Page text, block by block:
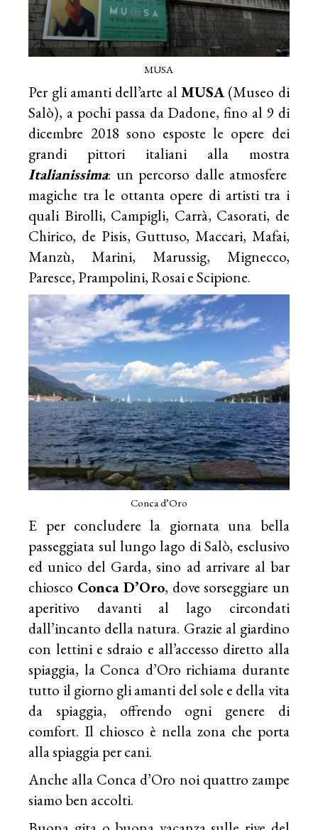
MUSA
Per gli amanti dell’arte al MUSA(Museo di
Salò), a pochi passa da Dadone, fino al 9 di
dicembre 2018 sono esposte le opere dei
grandi pittori italiani alla mostra
Italianissima: un percorso dalle atmosfere
magiche tra le ottanta opere di artisti tra i
quali Birolli, Campigli, Carrà, Casorati, de
Chirico, de Pisis, Guttuso, Maccari, Mafai,
Manzù, Marini, Marussig, Mignecco,
Paresce, Prampolini, Rosai e Scipione.
Conca d’Oro
E per concludere la giornata una bella
passeggiata sul lungo lago di Salò, esclusivo
ed unico del Garda, sino ad arrivare al bar
chiosco Conca D’Oro, dove sorseggiare un
aperitivo davanti al lago circondati
dall’incanto della natura. Grazie al giardino
con lettini e sdraio e all’accesso diretto alla
spiaggia, la Conca d’Oro richiama durante
tutto il giorno gli amanti del sole e della vita
da spiaggia, offrendo ogni genere di
comfort. Il chiosco è nella zona che porta
alla spiaggia per cani.
Anche alla Conca d’Oro noi quattro zampe
siamo ben accolti.